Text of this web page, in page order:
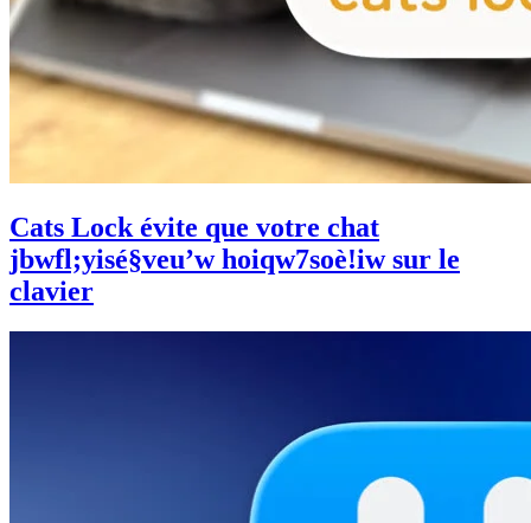
Cats Lock évite que votre chat
jbwfl;yisé§veu’w hoiqw7soè!iw sur le
clavier